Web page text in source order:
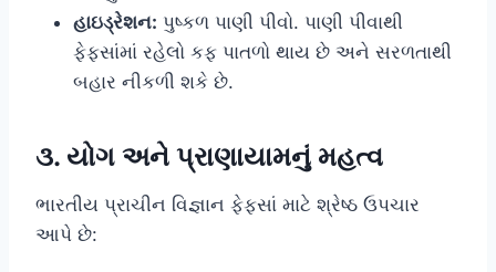
હાઇડ્રેશન: પુષ્કળ પાણી પીવો. પાણી પીવાથી
ફેફસાંમાં રહેલો કફ પાતળો થાય છે અને સરળતાથી
બહાર નીકળી શકે છે.
૩. યોગ અને પ્રાણાયામનું મહત્વ
ભારતીય પ્રાચીન વિજ્ઞાન ફેફસાં માટે શ્રેષ્ઠ ઉપચાર
આપે છે: